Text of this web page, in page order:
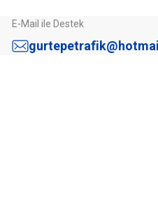
E-Mail ile Destek